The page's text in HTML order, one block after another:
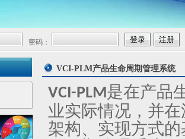
密码：
VCI-PLM产品生命周期管理系统
VCI-PLM是在产品
业实际情况，并
架构、实现方式